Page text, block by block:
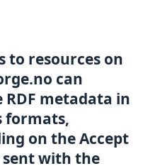
to resources on
can
RDF metadata in
formats,
on the Accept
sent with the